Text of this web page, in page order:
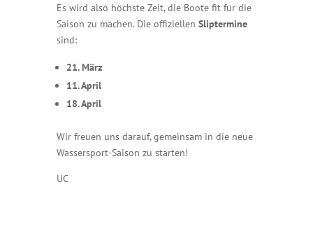
Es wird also höchste Zeit, die Boote fit für die
Saison zu machen. Die offiziellen Sliptermine
sind:
21. März
11. April
18. April
Wir freuen uns darauf, gemeinsam in die neue
Wassersport-Saison zu starten!
UC